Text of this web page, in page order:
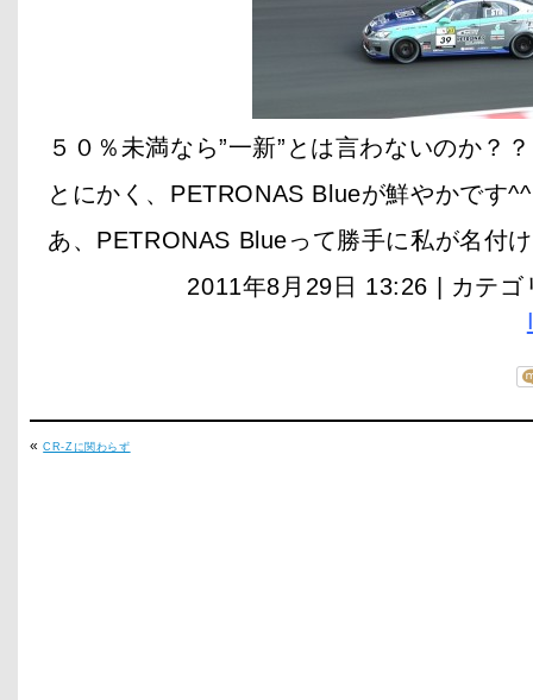
５０％未満なら”一新”とは言わないのか？
とにかく、PETRONAS Blueが鮮やかです^^
あ、PETRONAS Blueって勝手に私が名付
2011年8月29日 13:26 | カテゴ
«CR-Zに関わらず